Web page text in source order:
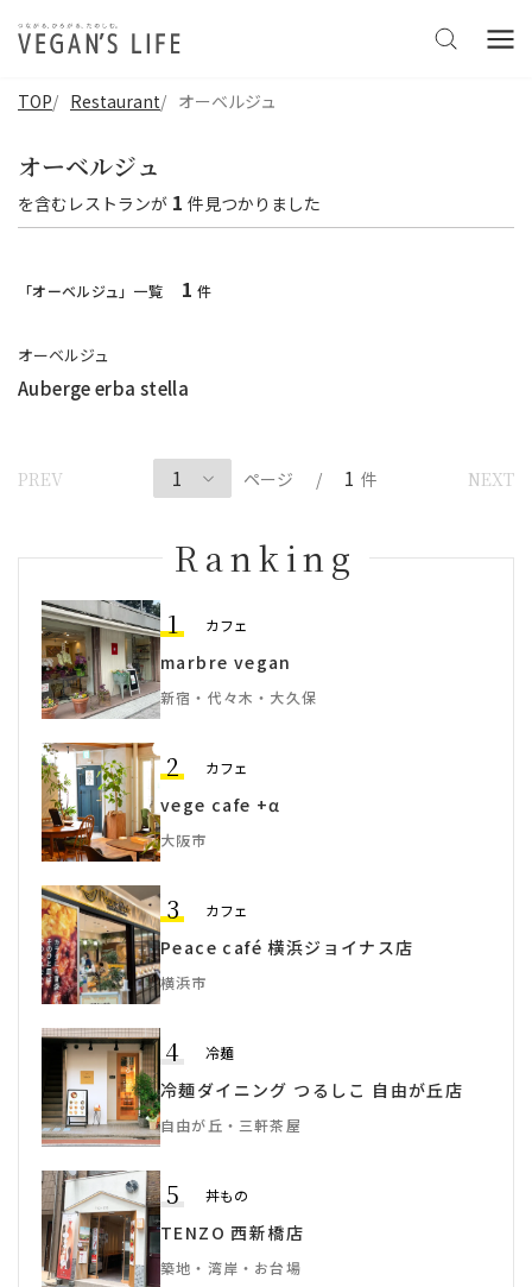
TOP Restaurant オーベルジュ
オーベルジュ
を含む レストランが 1 件見つかりました
「オーベルジュ」一覧 1 件
オーベルジュ
Auberge erba stella
PREV ページ / 1 件 NEXT
Ranking
1 カフェ
marbre vegan
新宿・代々木・大久保
2 カフェ
vege cafe +α
大阪市
3 カフェ
Peace café 横浜ジョイナス店
横浜市
4 冷麺
冷麺ダイニング つるしこ 自由が丘店
自由が丘・三軒茶屋
5 丼もの
TENZO 西新橋店
築地・湾岸・お台場